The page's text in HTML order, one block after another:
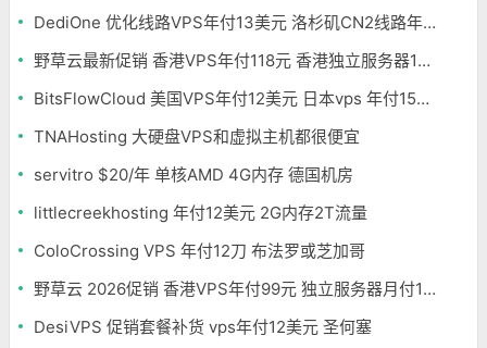
DediOne 优化线路VPS年付13美元 洛杉矶CN2线路年付59美元
野草云最新促销 香港VPS年付118元 香港独立服务器199元/月
BitsFlowCloud 美国VPS年付12美元 日本vps 年付15美元
TNAHosting 大硬盘VPS和虚拟主机都很便宜
servitro $20/年 单核AMD 4G内存 德国机房
littlecreekhosting 年付12美元 2G内存2T流量
ColoCrossing VPS 年付12刀 布法罗或芝加哥
野草云 2026促销 香港VPS年付99元 独立服务器月付199元
DesiVPS 促销套餐补货 vps年付12美元 圣何塞